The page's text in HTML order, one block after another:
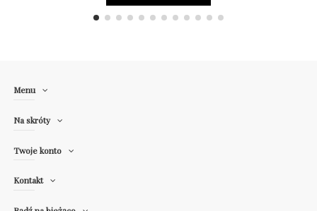
Menu
Na skróty
Twoje konto
Kontakt